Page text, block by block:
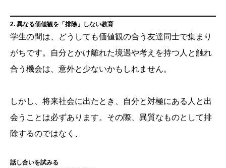
2. 異なる価値観を「排除」しない教育
学生の間は、どうしても価値観の合う友達同士で集まり
がちです。自分とかけ離れた境遇や考えを持つ人と触れ
合う機会は、意外と少ないかもしれません。
しかし、将来社会に出たとき、自分と対極にある人と出
会うことは必ずあります。その際、異質なものとして排
除するのではなく、
話し合いを試みる